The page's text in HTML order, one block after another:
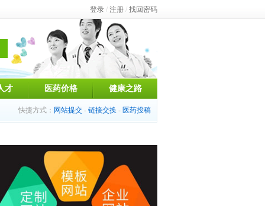
登录 / 注册 / 找回密码
才 医药价格 健康之路
快捷方式： 网站提交 - 链接交换 - 医药投稿